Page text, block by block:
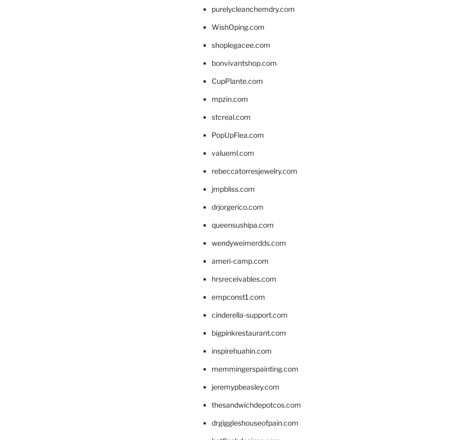
purelycleanchemdry.com
WishOping.com
shoplegacee.com
bonvivantshop.com
CupPlante.com
mpzin.com
stcreal.com
PopUpFlea.com
valueml.com
rebeccatorresjewelry.com
jmpbliss.com
drjorgerico.com
queensushipa.com
wendyweimerdds.com
ameri-camp.com
hrsreceivables.com
empconst1.com
cinderella-support.com
bigpinkrestaurant.com
inspirehuahin.com
memmingerspainting.com
jeremypbeasley.com
thesandwichdepotcos.com
drgiggleshouseofpain.com